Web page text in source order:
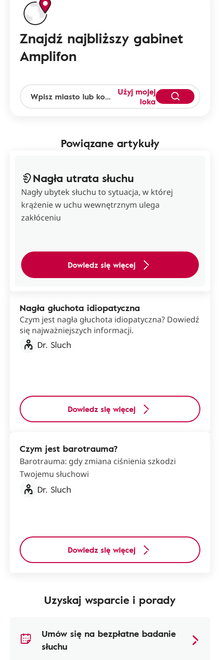
Znajdź najbliższy gabinet
Amplifon
Użyj mojej
loka
Powiązane artykuły
Nagła utrata słuchu
Nagły ubytek słuchu to sytuacja, w której
krążenie w uchu wewnętrznym ulega
zakłóceniu
Dowiedz się więcej
Nagła głuchota idiopatyczna
Czym jest nagła głuchota idiopatyczna? Dowiedź
się najważniejszych informacji.
Dr. Sluch
Dowiedz się więcej
Czym jest barotrauma?
Barotrauma: gdy zmiana ciśnienia szkodzi
Twojemu słuchowi
Dr. Sluch
Dowiedz się więcej
Uzyskaj wsparcie i porady
Umów się na bezpłatne badanie
słuchu